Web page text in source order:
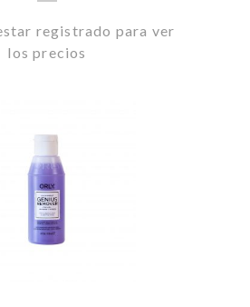
registrado para ver
los precios